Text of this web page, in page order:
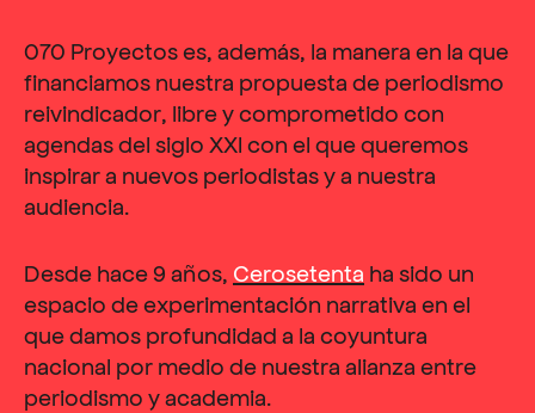
070 Proyectos es, además, la manera en la que
financiamos nuestra propuesta de periodismo
reivindicador, libre y comprometido con
agendas del siglo XXI con el que queremos
inspirar a nuevos periodistas y a nuestra
audiencia.
Desde hace 9 años, Cerosetenta ha sido un
espacio de experimentación narrativa en el
que damos profundidad a la coyuntura
nacional por medio de nuestra alianza entre
periodismo y academia.